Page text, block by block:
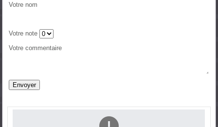
Votre nom
Votre note
Votre commentaire